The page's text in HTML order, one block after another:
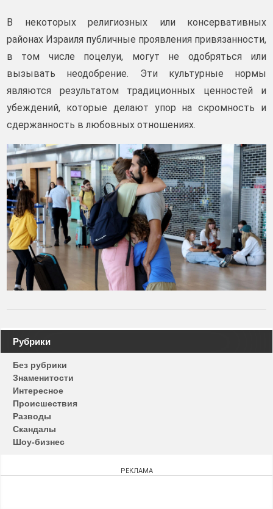
В некоторых религиозных или консервативных
районах Израиля публичные проявления привязанности,
в том числе поцелуи, могут не одобряться или
вызывать неодобрение. Эти культурные нормы
являются результатом традиционных ценностей и
убеждений, которые делают упор на скромность и
сдержанность в любовных отношениях.
Навигация
по
записям
Рубрики
Без рубрики
Знаменитости
Интересное
Происшествия
Разводы
Скандалы
Шоу-бизнес
РЕКЛАМА